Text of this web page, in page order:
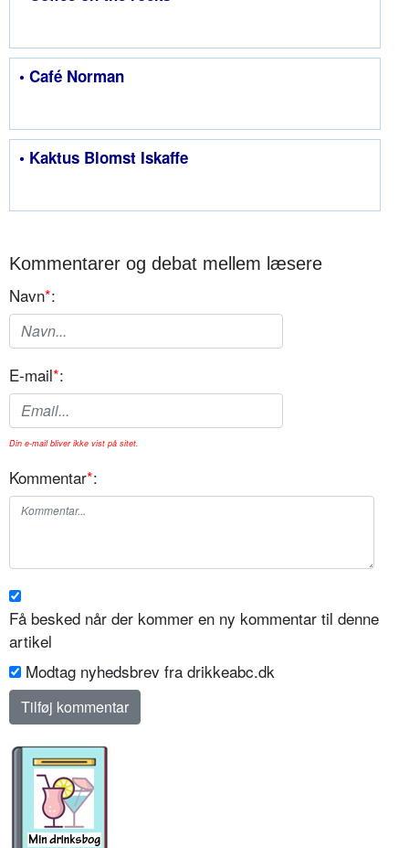
• Café Norman
• Kaktus Blomst Iskaffe
Kommentarer og debat mellem læsere
Navn*:
E-mail*:
Din e-mail bliver ikke vist på sitet.
Kommentar*:
Få besked når der kommer en ny kommentar til denne
artikel
Modtag nyhedsbrev fra drikkeabc.dk